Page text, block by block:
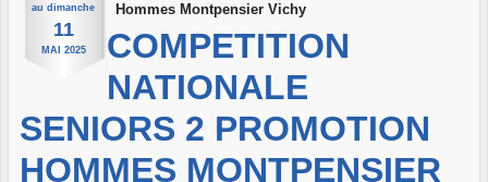
au dimanche
11
MAI 2025
Hommes Montpensier Vichy
COMPETITION
NATIONALE
SENIORS 2 PROMOTION
HOMMES MONTPENSIER